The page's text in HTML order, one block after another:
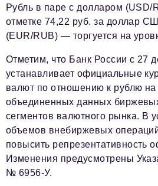
Рубль в паре с долларом (USD/
отметке 74,22 руб. за доллар
(EUR/RUB) — торгуется на
Отметим, что Банк России с 27
устанавливает официальные
валют по отношению к рублю на
объединенных данных
сегментов валютного рынка. В
объемов внебиржевых
повысить репрезентативность
Изменения предусмотрены
№ 6956-У.